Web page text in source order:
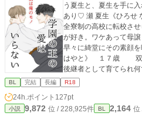
う夏生と、夏生を手に
あり♡ 瀬 夏生《ひろせ なつき》１７歳 横暴な兄の計略で
全寮制の高校に転校さ
が好き。ワケあって母
早々に綺堂にその素顔を晒してしま
はやと》 １７歳 双葉
後継者として育てられ
感じている。体育会系
目線。頭がキレる。性
にした事がない。 初め
う。
BL 完結 長編 R18
24h.ポイント 127pt
小説 9,872 位 / 228,925件 BL 2,164 位